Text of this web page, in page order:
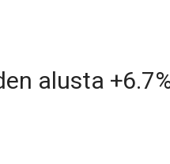
alusta